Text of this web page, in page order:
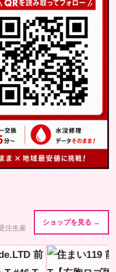
注生産
ショップを見る →